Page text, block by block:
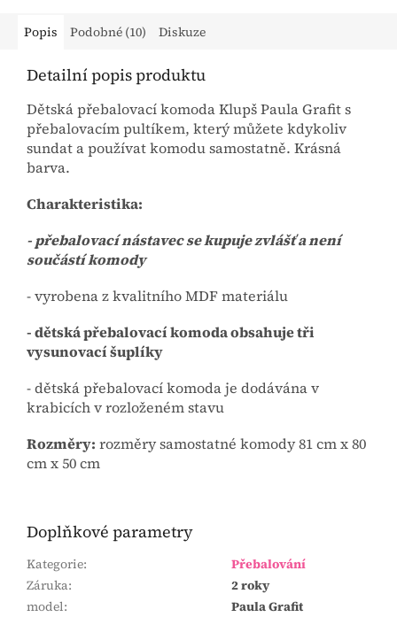
Popis Podobné (10) Diskuze
Detailní popis produktu
Dětská přebalovací komoda Klupš Paula Grafit s
přebalovacím pultíkem, který můžete kdykoliv
sundat a používat komodu samostatně. Krásná
barva.
Charakteristika:
- přebalovací nástavec se kupuje zvlášť a není
součástí komody
- vyrobena z kvalitního MDF materiálu
- dětská přebalovací komoda obsahuje tři
vysunovací šuplíky
- dětská přebalovací komoda je dodávána v
krabicích v rozloženém stavu
Rozměry: rozměry samostatné komody 81 cm x 80
cm x 50 cm
Doplňkové parametry
Kategorie:
Přebalování
Záruka:
2 roky
model:
Paula Grafit